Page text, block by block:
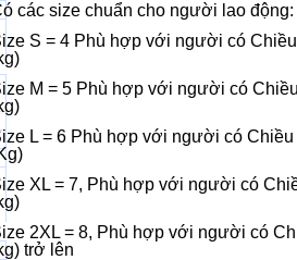
các size chuẩn cho người lao động:
S = 4 Phù hợp với người có
M = 5 Phù hợp với người có
L = 6 Phù hợp với người có
XL = 7, Phù hợp với người có
2XL = 8, Phù hợp với người có
trở lên